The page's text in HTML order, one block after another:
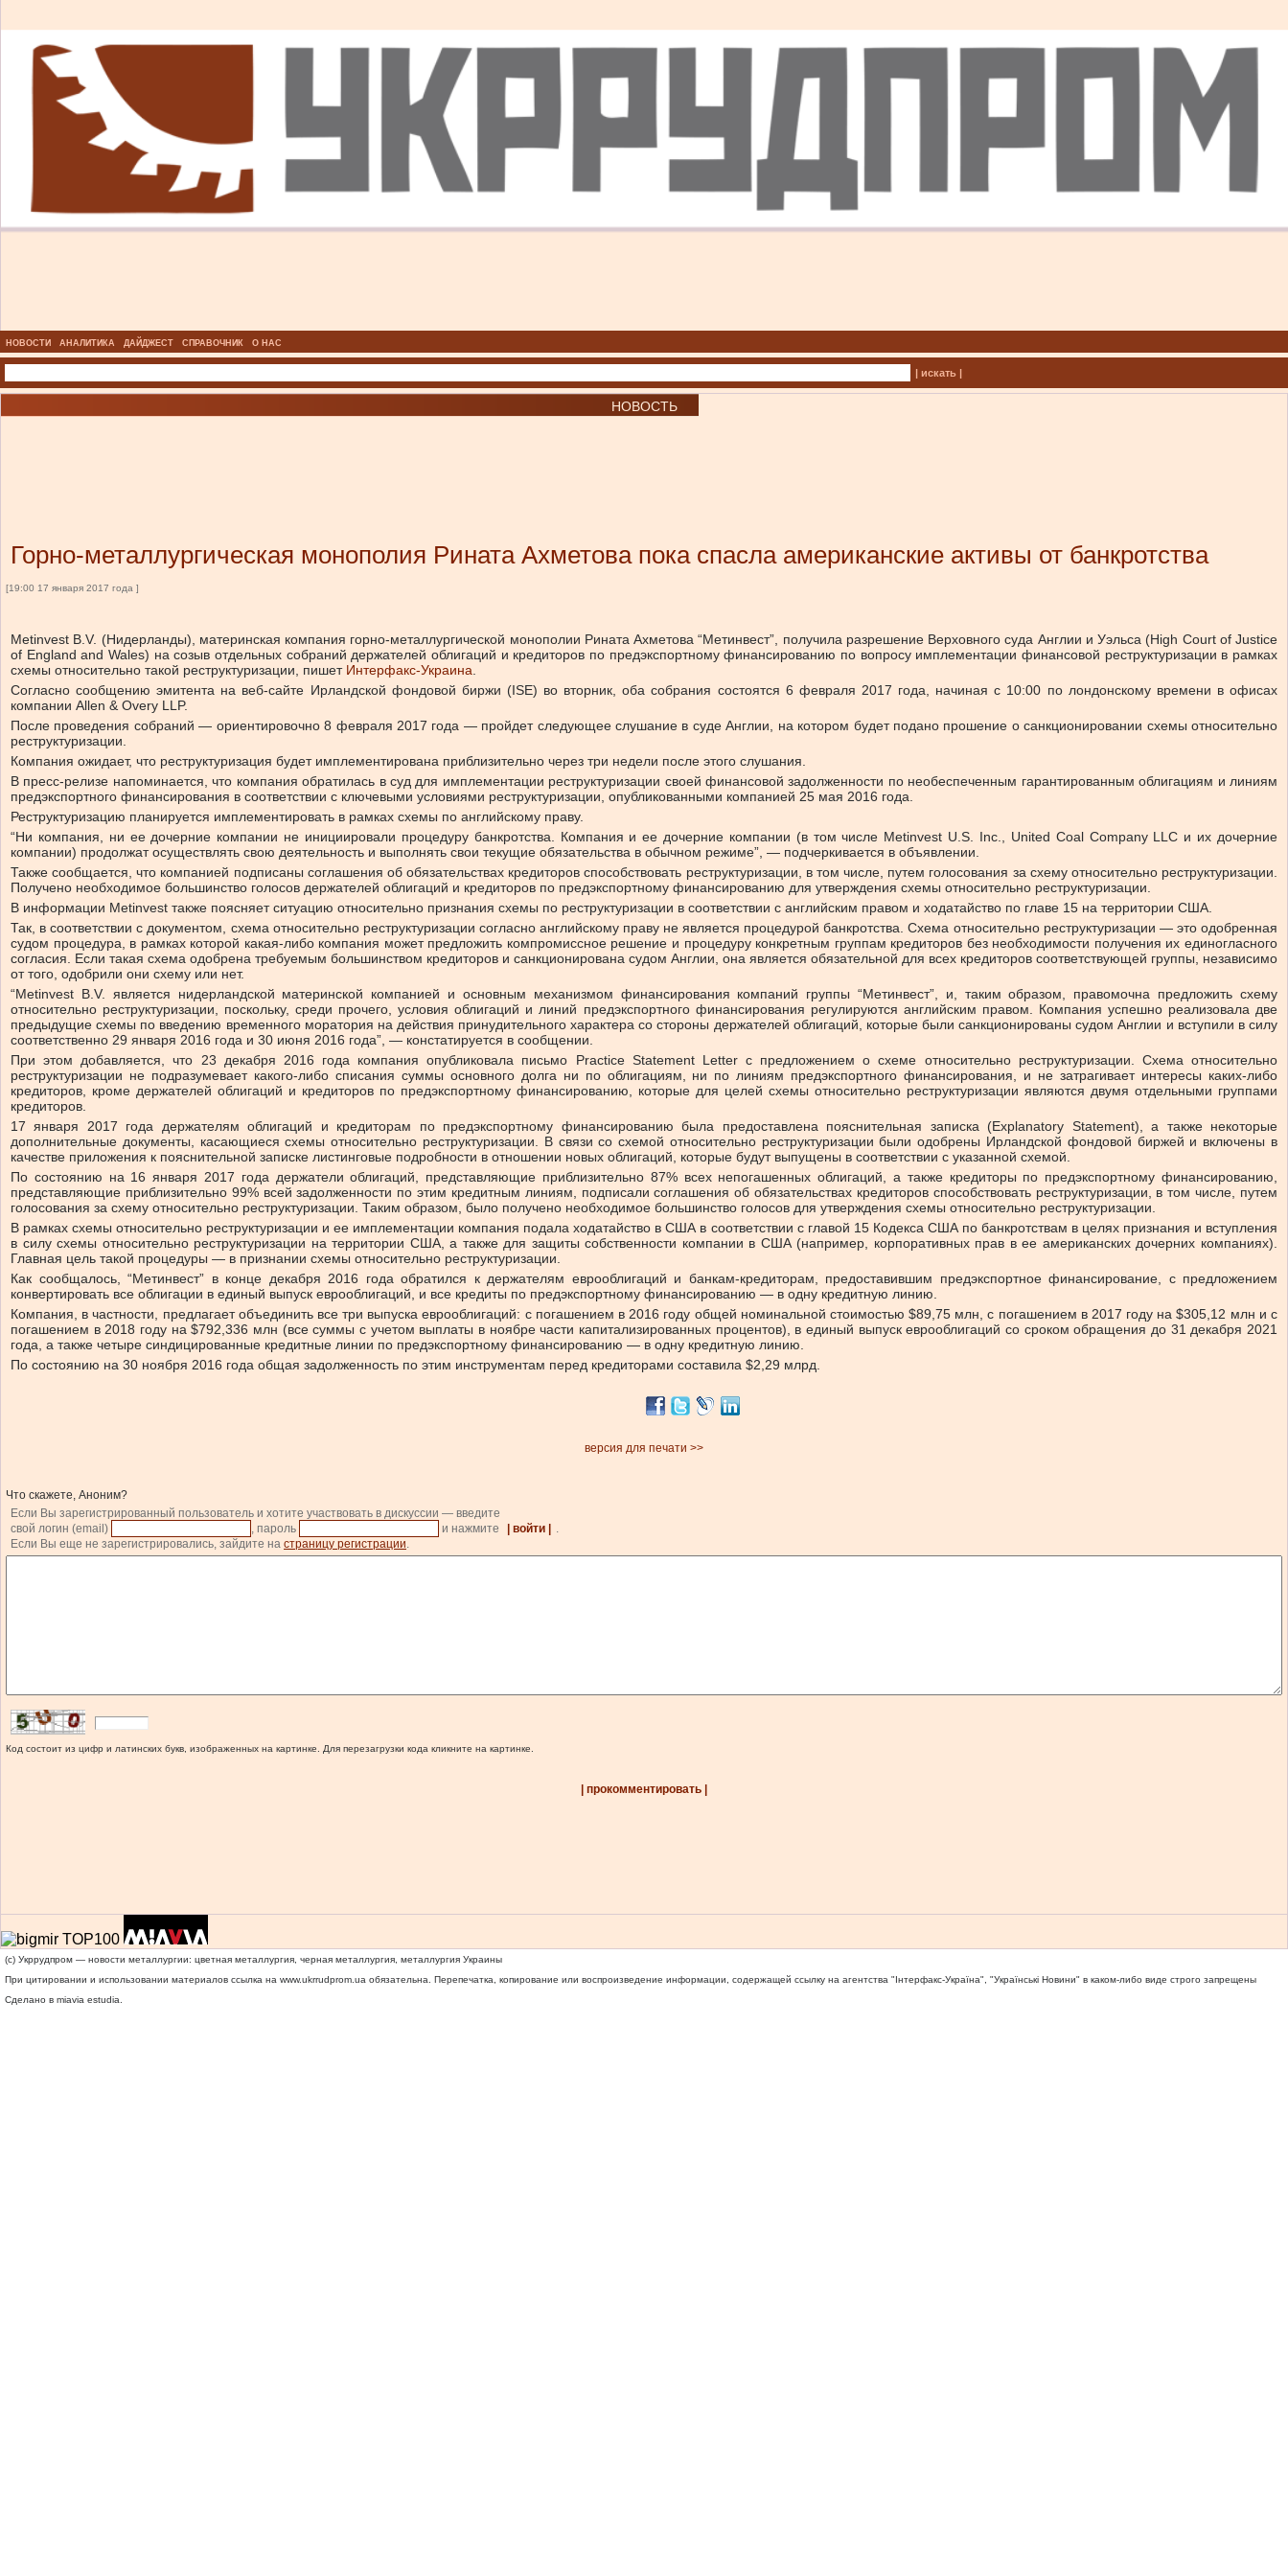
НОВОСТИ АНАЛИТИКА ДАЙДЖЕСТ СПРАВОЧНИК О НАС
| искать |
НОВОСТЬ
Горно-металлургическая монополия Рината Ахметова пока спасла американские активы от банкротства
[19:00 17 января 2017 года ]
Metinvest B.V. (Нидерланды), материнская компания горно-металлургической монополии Рината Ахметова “Метинвест”, получила разрешение Верховного суда Англии и Уэльса (High Court of Justice
of England and Wales) на созыв отдельных собраний держателей облигаций и кредиторов по предэкспортному финансированию по вопросу имплементации финансовой реструктуризации в рамках
схемы относительно такой реструктуризации, пишет Интерфакс-Украина
Согласно сообщению эмитента на веб-сайте Ирландской фондовой биржи (ISE) во вторник, оба собрания состоятся 6 февраля 2017 года, начиная с 10:00 по лондонскому времени в офисах
компании Allen & Overy LLP.
После проведения собраний — ориентировочно 8 февраля 2017 года — пройдет следующее слушание в суде Англии, на котором будет подано прошение о санкционировании схемы относительно
реструктуризации.
Компания ожидает, что реструктуризация будет имплементирована приблизительно через три недели после этого слушания.
В пресс-релизе напоминается, что компания обратилась в суд для имплементации реструктуризации своей финансовой задолженности по необеспеченным гарантированным облигациям и линиям
предэкспортного финансирования в соответствии с ключевыми условиями реструктуризации, опубликованными компанией 25 мая 2016 года.
Реструктуризацию планируется имплементировать в рамках схемы по английскому праву.
“Ни компания, ни ее дочерние компании не инициировали процедуру банкротства. Компания и ее дочерние компании (в том числе Metinvest U.S. Inc., United Coal Company LLC и их дочерние
компании) продолжат осуществлять свою деятельность и выполнять свои текущие обязательства в обычном режиме”, — подчеркивается в объявлении.
Также сообщается, что компанией подписаны соглашения об обязательствах кредиторов способствовать реструктуризации, в том числе, путем голосования за схему относительно реструктуризации.
Получено необходимое большинство голосов держателей облигаций и кредиторов по предэкспортному финансированию для утверждения схемы относительно реструктуризации.
В информации Metinvest также поясняет ситуацию относительно признания схемы по реструктуризации в соответствии с английским правом и ходатайство по главе 15 на территории США.
Так, в соответствии с документом, схема относительно реструктуризации согласно английскому праву не является процедурой банкротства. Схема относительно реструктуризации — это одобренная
судом процедура, в рамках которой какая-либо компания может предложить компромиссное решение и процедуру конкретным группам кредиторов без необходимости получения их единогласного
согласия. Если такая схема одобрена требуемым большинством кредиторов и санкционирована судом Англии, она является обязательной для всех кредиторов соответствующей группы, независимо
от того, одобрили они схему или нет.
“Metinvest B.V. является нидерландской материнской компанией и основным механизмом финансирования компаний группы “Метинвест”, и, таким образом, правомочна предложить схему
относительно реструктуризации, поскольку, среди прочего, условия облигаций и линий предэкспортного финансирования регулируются английским правом. Компания успешно реализовала две
предыдущие схемы по введению временного моратория на действия принудительного характера со стороны держателей облигаций, которые были санкционированы судом Англии и вступили в силу
соответственно 29 января 2016 года и 30 июня 2016 года”, — констатируется в сообщении.
При этом добавляется, что 23 декабря 2016 года компания опубликовала письмо Practice Statement Letter с предложением о схеме относительно реструктуризации. Схема относительно
реструктуризации не подразумевает какого-либо списания суммы основного долга ни по облигациям, ни по линиям предэкспортного финансирования, и не затрагивает интересы каких-либо
кредиторов, кроме держателей облигаций и кредиторов по предэкспортному финансированию, которые для целей схемы относительно реструктуризации являются двумя отдельными группами
кредиторов.
17 января 2017 года держателям облигаций и кредиторам по предэкспортному финансированию была предоставлена пояснительная записка (Explanatory Statement), а также некоторые
дополнительные документы, касающиеся схемы относительно реструктуризации. В связи со схемой относительно реструктуризации были одобрены Ирландской фондовой биржей и включены в
качестве приложения к пояснительной записке листинговые подробности в отношении новых облигаций, которые будут выпущены в соответствии с указанной схемой.
По состоянию на 16 января 2017 года держатели облигаций, представляющие приблизительно 87% всех непогашенных облигаций, а также кредиторы по предэкспортному финансированию,
представляющие приблизительно 99% всей задолженности по этим кредитным линиям, подписали соглашения об обязательствах кредиторов способствовать реструктуризации, в том числе, путем
голосования за схему относительно реструктуризации. Таким образом, было получено необходимое большинство голосов для утверждения схемы относительно реструктуризации.
В рамках схемы относительно реструктуризации и ее имплементации компания подала ходатайство в США в соответствии с главой 15 Кодекса США по банкротствам в целях признания и вступления
в силу схемы относительно реструктуризации на территории США, а также для защиты собственности компании в США (например, корпоративных прав в ее американских дочерних компаниях).
Главная цель такой процедуры — в признании схемы относительно реструктуризации.
Как сообщалось, “Метинвест” в конце декабря 2016 года обратился к держателям еврооблигаций и банкам-кредиторам, предоставившим предэкспортное финансирование, с предложением
конвертировать все облигации в единый выпуск еврооблигаций, и все кредиты по предэкспортному финансированию — в одну кредитную линию.
Компания, в частности, предлагает объединить все три выпуска еврооблигаций: с погашением в 2016 году общей номинальной стоимостью $89,75 млн, с погашением в 2017 году на $305,12 млн и с
погашением в 2018 году на $792,336 млн (все суммы с учетом выплаты в ноябре части капитализированных процентов), в единый выпуск еврооблигаций со сроком обращения до 31 декабря 2021
года, а также четыре синдицированные кредитные линии по предэкспортному финансированию — в одну кредитную линию.
По состоянию на 30 ноября 2016 года общая задолженность по этим инструментам перед кредиторами составила $2,29 млрд.
версия для печати >>
Что скажете, Аноним?
Если Вы зарегистрированный пользователь и хотите участвовать в дискуссии — введите
свой логин (email)
, пароль и нажмите | войти |
.
Если Вы еще не зарегистрировались, зайдите на страницу регистрации.
Код состоит из цифр и латинских букв, изображенных на картинке. Для перезагрузки кода кликните на картинке.
| прокомментировать |
(c) Укррудпром — новости металлургии: цветная металлургия, черная металлургия, металлургия Украины
При цитировании и использовании материалов ссылка на www.ukrrudprom.ua обязательна. Перепечатка, копирование или воспроизведение информации, содержащей ссылку на агентства "Iнтерфакс-Україна", "Українськi Новини" в каком-либо виде строго запрещены
Сделано в miavia estudia.